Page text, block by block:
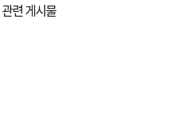
관련 게시물